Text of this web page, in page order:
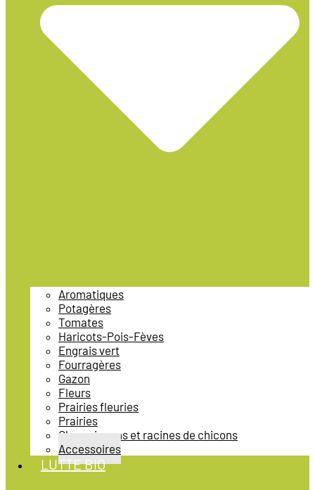
Aromatiques
Potagères
Tomates
Haricots-Pois-Fèves
Engrais vert
Fourragères
Gazon
Fleurs
Prairies fleuries
Prairies
Champignons et racines de chicons
Accessoires
LUTTE BIO